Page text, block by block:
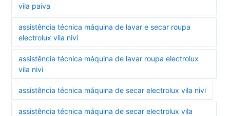
vila paiva
assistência técnica máquina de lavar e secar roupa
electrolux vila nivi
assistência técnica máquina de lavar roupa electrolux
vila nivi
assistência técnica máquina de secar electrolux vila nivi
assistência técnica máquina de secar electrolux vila